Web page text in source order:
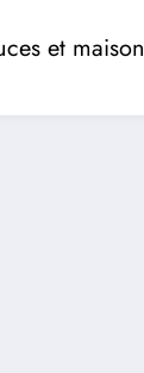
et maison